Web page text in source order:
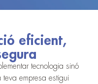
eficient,
tecnologia sinó
empresa estigui